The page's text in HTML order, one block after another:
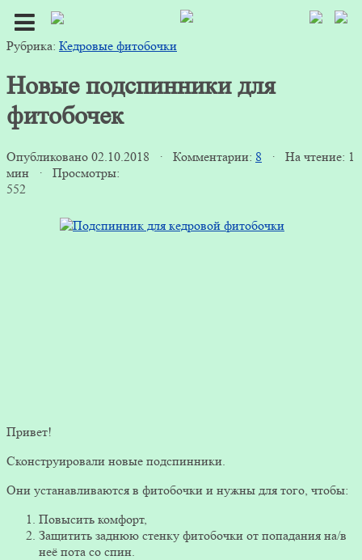
Рубрика: Кедровые фитобочки
Новые подспинники для
фитобочек
Опубликовано 02.10.2018 · Комментарии: 8 · На чтение: 1
мин · Просмотры:
552
Привет!
Сконструировали новые подспинники.
Они устанавливаются в фитобочки и нужны для того, чтобы:
Повысить комфорт,
Защитить заднюю стенку фитобочки от попадания на/в
неё пота со спин.